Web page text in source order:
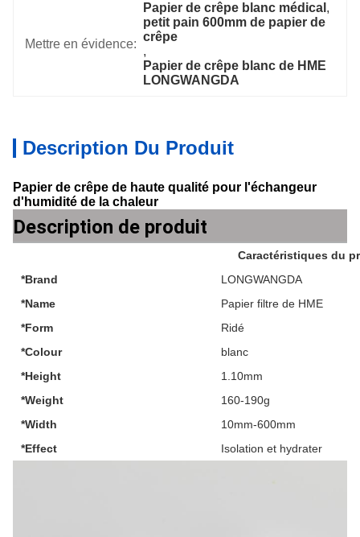
Mettre en évidence:
Papier de crêpe blanc médical ,
petit pain 600mm de papier de
crêpe
,
Papier de crêpe blanc de HME
LONGWANGDA
Description Du Produit
Papier de crêpe de haute qualité pour l'échangeur
d'humidité de la chaleur
Description de produit
Caractéristiques du
*Brand
LONGWANGDA
*Name
Papier filtre de HME
*Form
Ridé
*Colour
blanc
*Height
1.10mm
*Weight
160-190g
*Width
10mm-600mm
*Effect
Isolation et hydrater